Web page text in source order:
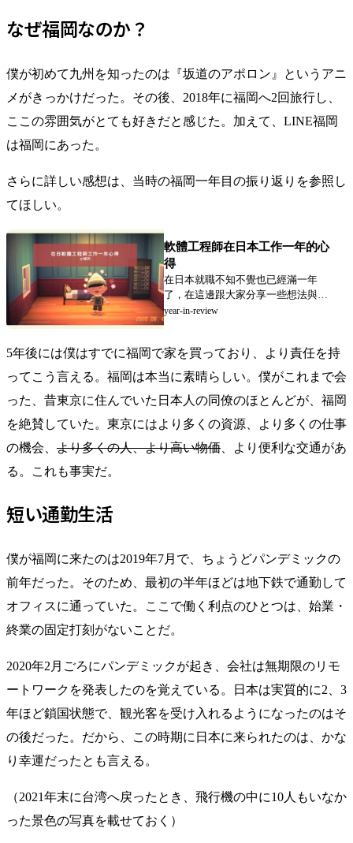
なぜ福岡なのか？
僕が初めて九州を知ったのは『坂道のアポロン』というアニ
メがきっかけだった。その後、2018年に福岡へ2回旅行し、
ここの雰囲気がとても好きだと感じた。加えて、LINE福岡
は福岡にあった。
さらに詳しい感想は、当時の福岡一年目の振り返りを参照し
てほしい。
軟體工程師在日本工作一年的心
得
在日本就職不知不覺也已經滿一年
了，在這邊跟大家分享一些想法與心
得，希望可以拋磚引玉，消除一些在
year-in-review
5年後には僕はすでに福岡で家を買っており、より責任を持
ってこう言える。福岡は本当に素晴らしい。僕がこれまで会
った、昔東京に住んでいた日本人の同僚のほとんどが、福岡
を絶賛していた。東京にはより多くの資源、より多くの仕事
の機会、 より多くの人、より高い物価 、より便利な交通があ
る。これも事実だ。
短い通勤生活
僕が福岡に来たのは2019年7月で、ちょうどパンデミックの
前年だった。そのため、最初の半年ほどは地下鉄で通勤して
オフィスに通っていた。ここで働く利点のひとつは、始業・
終業の固定打刻がないことだ。
2020年2月ごろにパンデミックが起き、会社は無期限のリモ
ートワークを発表したのを覚えている。日本は実質的に2、3
年ほど鎖国状態で、観光客を受け入れるようになったのはそ
の後だった。だから、この時期に日本に来られたのは、かな
り幸運だったとも言える。
（2021年末に台湾へ戻ったとき、飛行機の中に10人もいなか
った景色の写真を載せておく）